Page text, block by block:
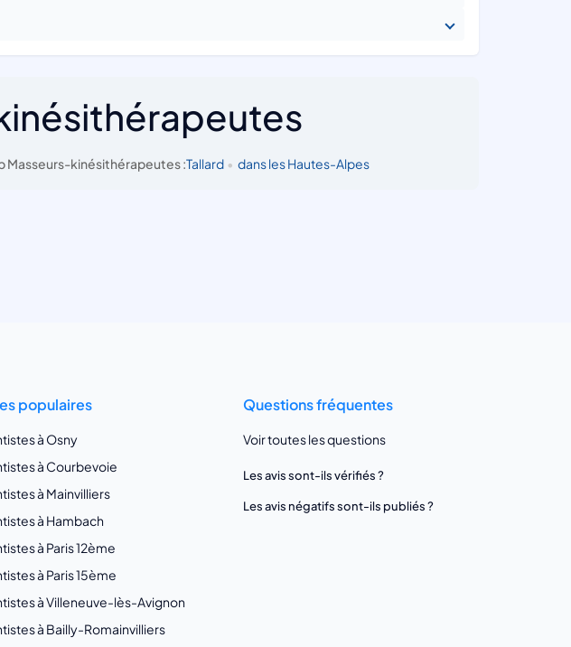
Masseurs-kinésithérapeutes :Tallard • dans les Hautes-Alpes
populaires
à Osny
à Courbevoie
à Mainvilliers
à Hambach
à Paris 12ème
à Paris 15ème
à Villeneuve-lès-Avignon
à Bailly-Romainvilliers
Questions fréquentes
Voir toutes les questions
Les avis sont-ils vérifiés ?
Les avis négatifs sont-ils publiés ?